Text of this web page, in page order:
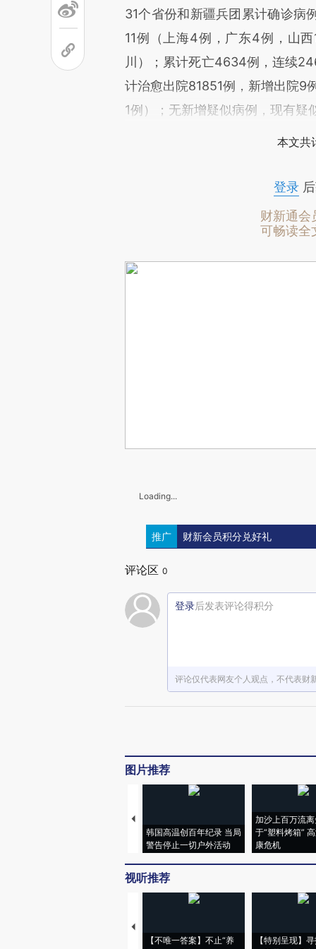
31个省份和新疆兵团累计确诊病
11例（上海4例，广东4例，山
川）；累计死亡4634例，连续
计治愈出院81851例，新增出院9
1例）；无新增疑似病例，现有疑
本文共
登录后
财新通会
可畅读全
Loading...
推广 财新会员积分兑好礼
评论区 0
登录后发表评论得积分
评论仅代表网友个人观点，不代表财
图片推荐
韩国高温创百年纪录 当局
警告停止一切户外活动
加沙上百万流
于“塑料烤箱”
康危机
视听推荐
【不唯一答案】不止“养
【特别呈现】